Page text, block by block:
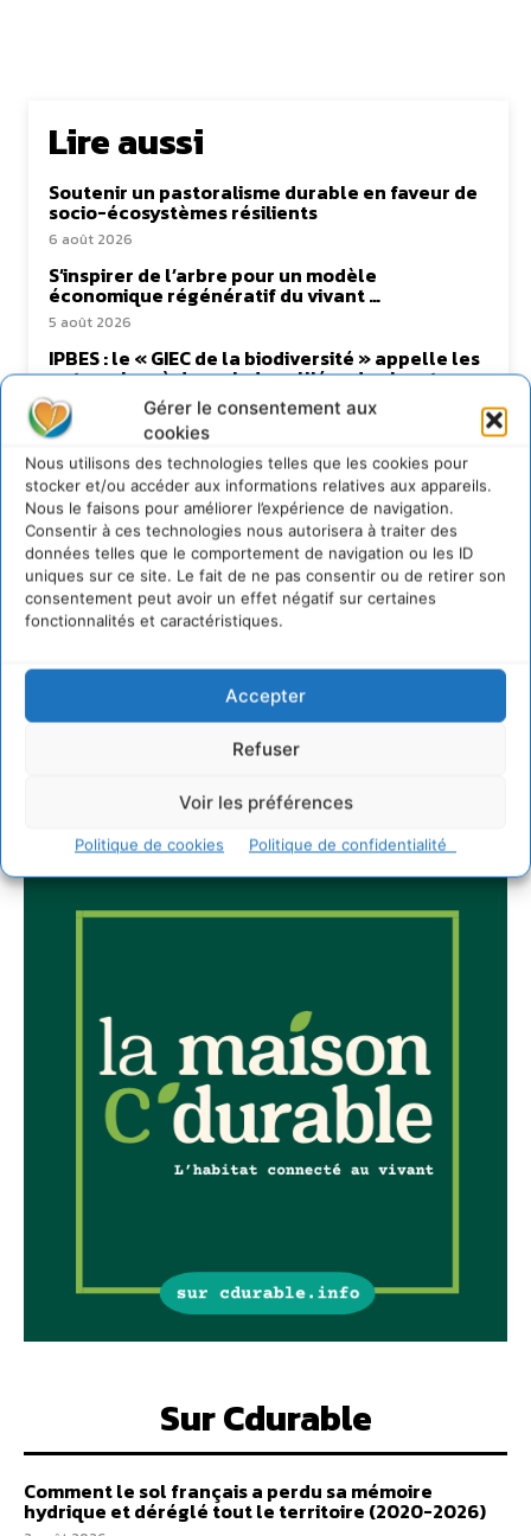
Gérer le consentement aux
cookies
Nous utilisons des technologies telles que les cookies pour
stocker et/ou accéder aux informations relatives aux appareils.
Nous le faisons pour améliorer l’expérience de navigation.
Consentir à ces technologies nous autorisera à traiter des
données telles que le comportement de navigation ou les ID
uniques sur ce site. Le fait de ne pas consentir ou de retirer son
consentement peut avoir un effet négatif sur certaines
fonctionnalités et caractéristiques.
Accepter
Refuser
Voir les préférences
Politique de cookies Politique de confidentialité
Lire aussi
Soutenir un pastoralisme durable en faveur de
socio-écosystèmes résilients
6 août 2026
S’inspirer de l’arbre pour un modèle
économique régénératif du vivant …
5 août 2026
IPBES : le « GIEC de la biodiversité » appelle les
entreprises à devenir des alliées du vivant
4 août 2026
Comment le sol français a perdu sa mémoire
hydrique et déréglé tout le territoire (2020-
2026)
2 août 2026
Newsletter
Sur Cdurable
Comment le sol français a perdu sa mémoire
hydrique et déréglé tout le territoire (2020-2026)